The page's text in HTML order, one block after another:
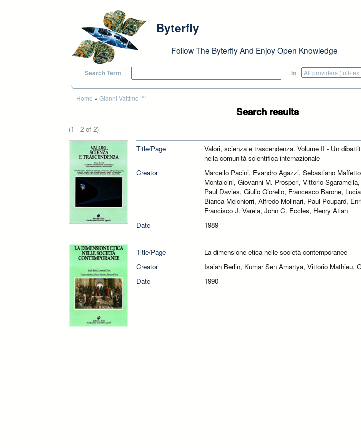
Byterfly
Follow The Byterfly And Enjoy Open Knowledge
Search Term in
You are here
Home » Gianni Vattimo (x)
Search results
(1 - 2 of 2)
Title/Page
Valori, scienza e trascendenza. Volume II - Un
nella comunità scientifica internazionale
Creator
Marcello Pacini, Evandro Agazzi, Sebastiano
Montalcini, Giovanni M. Prosperi, Vittorio
Paul Davies, Giulio Giorello, Francesco Barone,
Bianca Melchiorri, Alfredo Molinari, Paul Poupard,
Francisco J. Varela, John C. Eccles, Henry Atlan
Date
1989
Title/Page
La dimensione etica nelle società contemporanee
Creator
Isaiah Berlin, Kumar Sen Amartya, Vittorio Mathieu,
Date
1990